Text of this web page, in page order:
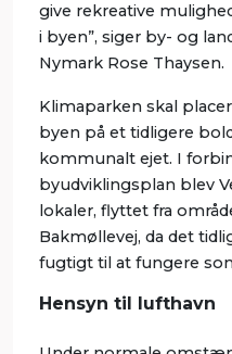
give rekreative
i byen”, siger by- og
Nymark Rose Thaysen.
Klimaparken skal
byen på et tidligere
kommunalt ejet. I
byudviklingsplan blev
lokaler, flyttet fra
Bakmøllevej, da det
fugtigt til at fungere
Hensyn til lufthavn